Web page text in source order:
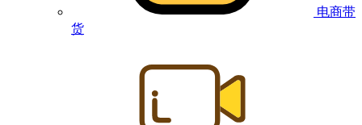
电商带
货